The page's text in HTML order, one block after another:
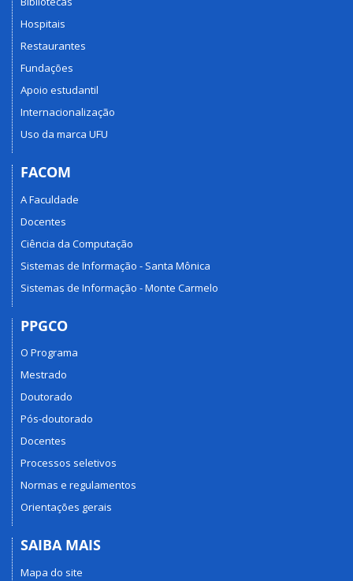
Hospitais
Restaurantes
Fundações
Apoio estudantil
Internacionalização
Uso da marca UFU
FACOM
A Faculdade
Docentes
Ciência da Computação
Sistemas de Informação - Santa Mônica
Sistemas de Informação - Monte Carmelo
PPGCO
O Programa
Mestrado
Doutorado
Pós-doutorado
Docentes
Processos seletivos
Normas e regulamentos
Orientações gerais
SAIBA MAIS
Mapa do site